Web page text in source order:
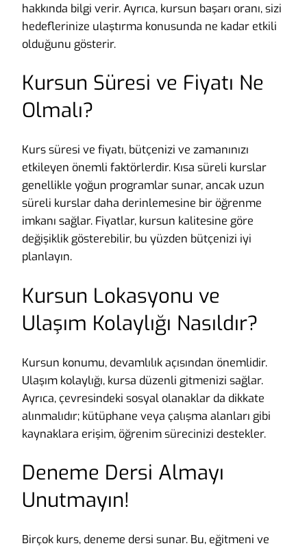
hakkında bilgi verir. Ayrıca, kursun başarı oranı, sizi
hedeflerinize ulaştırma konusunda ne kadar etkili
olduğunu gösterir.
Kursun Süresi ve Fiyatı Ne
Olmalı?
Kurs süresi ve fiyatı, bütçenizi ve zamanınızı
etkileyen önemli faktörlerdir. Kısa süreli kurslar
genellikle yoğun programlar sunar, ancak uzun
süreli kurslar daha derinlemesine bir öğrenme
imkanı sağlar. Fiyatlar, kursun kalitesine göre
değişiklik gösterebilir, bu yüzden bütçenizi iyi
planlayın.
Kursun Lokasyonu ve
Ulaşım Kolaylığı Nasıldır?
Kursun konumu, devamlılık açısından önemlidir.
Ulaşım kolaylığı, kursa düzenli gitmenizi sağlar.
Ayrıca, çevresindeki sosyal olanaklar da dikkate
alınmalıdır; kütüphane veya çalışma alanları gibi
kaynaklara erişim, öğrenim sürecinizi destekler.
Deneme Dersi Almayı
Unutmayın!
Birçok kurs, deneme dersi sunar. Bu, eğitmeni ve